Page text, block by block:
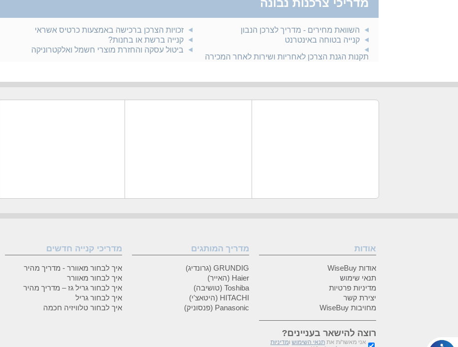
מדריכי צרכנות נבונה
השוואת מחירים - מדריך לצרכן הנבון
קנייה בטוחה באינטרנט
תקנות הגנת הצרכן לאחריות ושירות לאחר המכירה
זכויות הצרכן ברכישה באמצעות כרטיס אשראי
קנייה ברשת או בחנות?
ביטול עסקה והחזרת מוצרי חשמל ואלקטרוניקה
אודות
אודות WiseBuy
תנאי שימוש
מדיניות פרטיות
יצירת קשר
מחויבות WiseBuy
רוצה להישאר בעניינים?
אני מאשר/ת את תנאי השימוש ומדיניות
מדריך המותגים
GRUNDIG (גרונדיג)
Haier (האייר)
Toshiba (טושיבה)
HITACHI (היטאצ'י)
Panasonic (פנסוניק)
מדריכי קנייה חדשים
איך לבחור מאוורר - מדריך מהיר
איך לבחור מאוורר
איך לבחור גריל גז – מדריך מהיר
איך לבחור גריל
איך לבחור טלוויזיה חכמה